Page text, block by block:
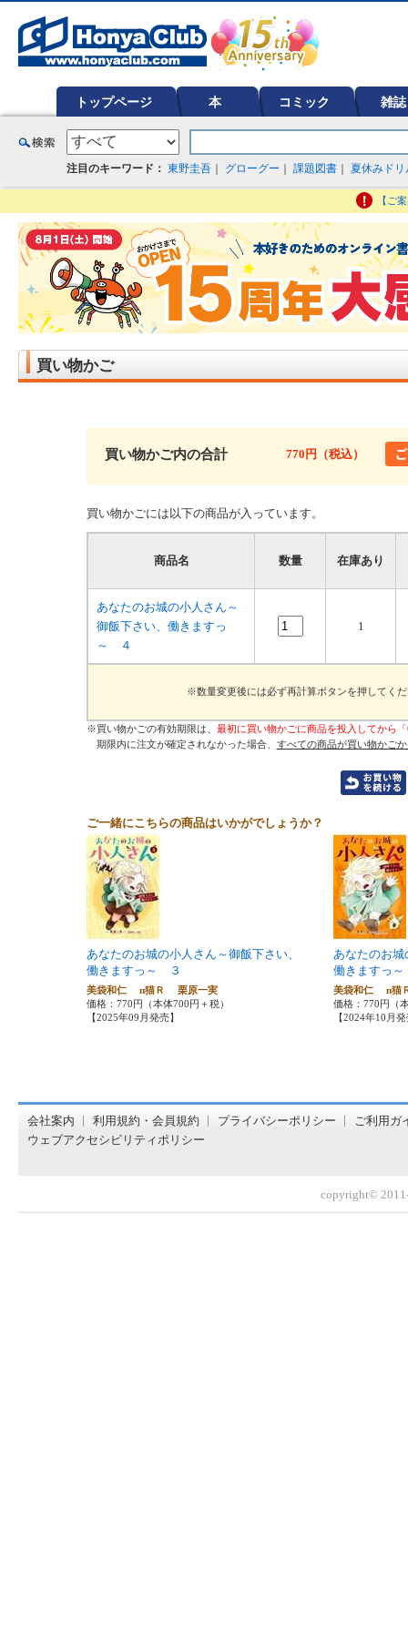
トップページ 本 コミック 雑誌
注目のキーワード： 東野圭吾 グローグー 課題図書 夏休みドリ
【ご
ど在庫も充実
買い物かご
買い物かご内の合計 770円（税込）
買い物かごには以下の商品が入っています。
商品名 数量 在庫あり
あなたのお城の小人さん～
御飯下さい、働きますっ
～ ４
1
※数量変更後には必ず再計算ボタンを押してく
※買い物かごの有効期限は、 最初に買い物かごに商品を投入してから
期限内に注文が確定されなかった場合、 すべての商品が買い物かご
ご一緒にこちらの商品はいかがでしょうか？
あなたのお城の小人さん～御飯下さい、
働きますっ～ ３
美袋和仁 п猫Ｒ 栗原一実
価格：770円（本体700円＋税）
【2025年09月発売】
あなたのお城
働きますっ
美袋和仁 п
価格：770円（
【2024年10月
会社案内 利用規約・会員規約 プライバシーポリシー
ご利用ガ
ウェブアクセシビリティポリシー
copyright©